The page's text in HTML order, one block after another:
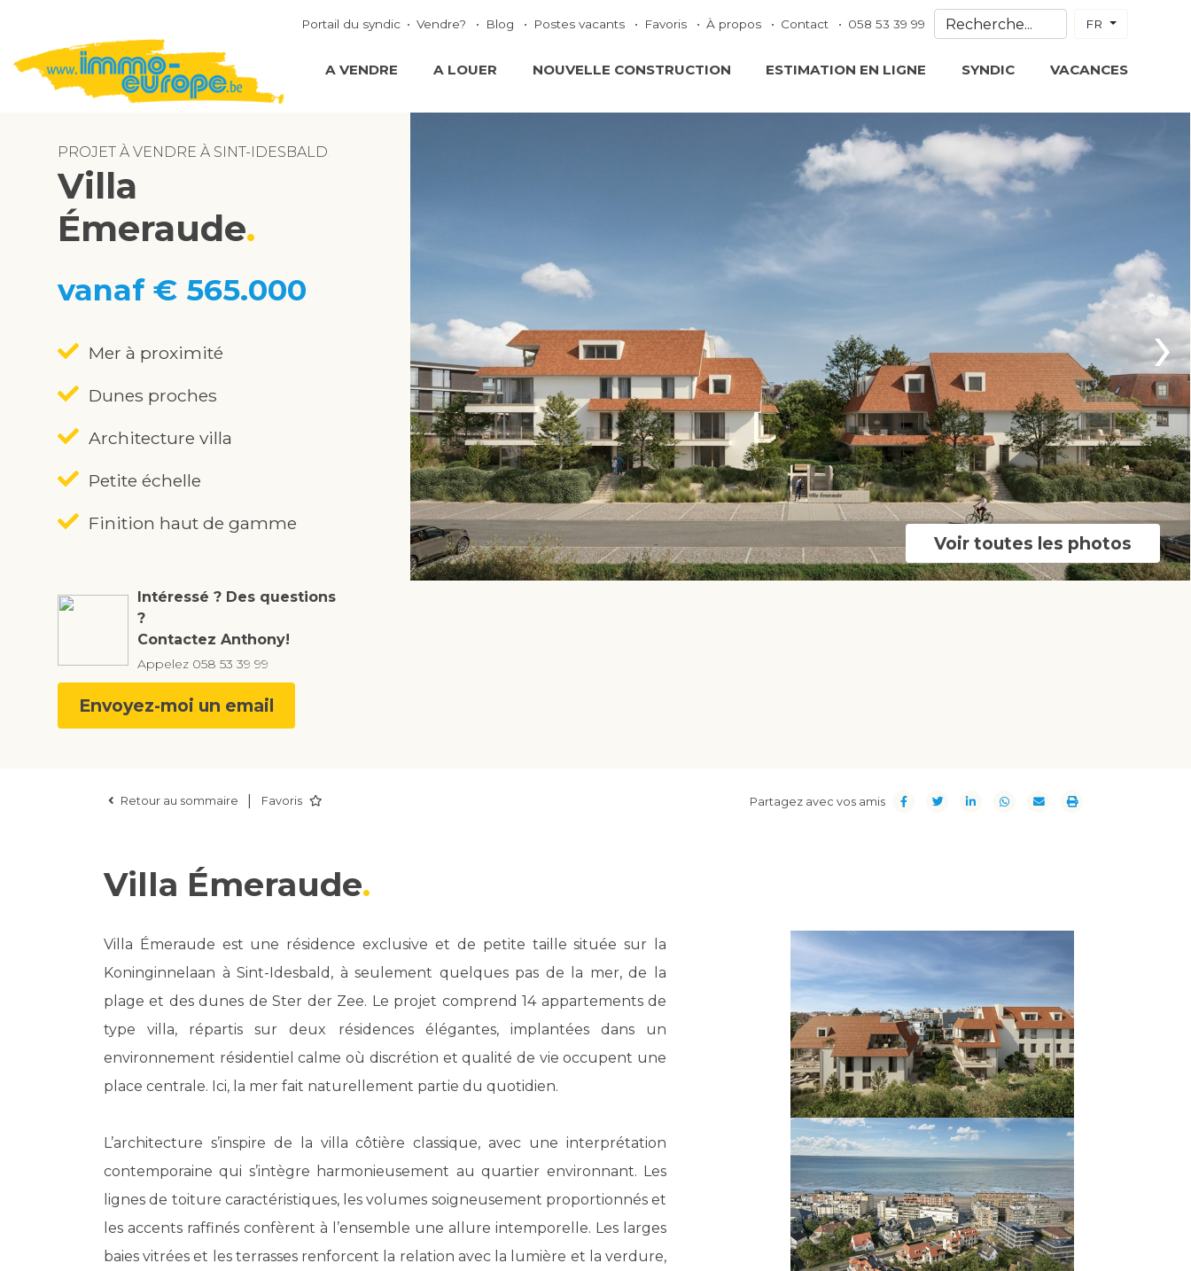
Portail du syndic Vendre? Blog Postes vacants Favoris À propos Contact 058 53 39 99 FR
A VENDRE A LOUER NOUVELLE CONSTRUCTION ESTIMATION EN LIGNE SYNDIC VACANCES
›
Voir toutes les photos
PROJET À VENDRE À SINT-IDESBALD
Villa
Émeraude
vanaf € 565.000
Mer à proximité
Dunes proches
Architecture villa
Petite échelle
Finition haut de gamme
Intéressé ? Des questions
?
Contactez Anthony!
Appelez 058 53 39 99
Envoyez-moi un email
Retour au sommaire Favoris Partagez avec vos amis
Villa Émeraude
Villa Émeraude est une résidence exclusive et de petite taille située sur la
Koninginnelaan à Sint-Idesbald, à seulement quelques pas de la mer, de la
plage et des dunes de Ster der Zee. Le projet comprend 14 appartements de
type villa, répartis sur deux résidences élégantes, implantées dans un
environnement résidentiel calme où discrétion et qualité de vie occupent une
place centrale. Ici, la mer fait naturellement partie du quotidien.
L’architecture s’inspire de la villa côtière classique, avec une interprétation
contemporaine qui s’intègre harmonieusement au quartier environnant. Les
lignes de toiture caractéristiques, les volumes soigneusement proportionnés et
les accents raffinés confèrent à l’ensemble une allure intemporelle. Les larges
baies vitrées et les terrasses renforcent la relation avec la lumière et la verdure,